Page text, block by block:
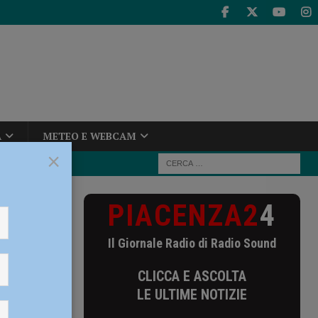
METEO E WEBCAM
hub
negli
PIACENZA24
Il Giornale Radio di Radio Sound
CLICCA E ASCOLTA
LE ULTIME NOTIZIE
×